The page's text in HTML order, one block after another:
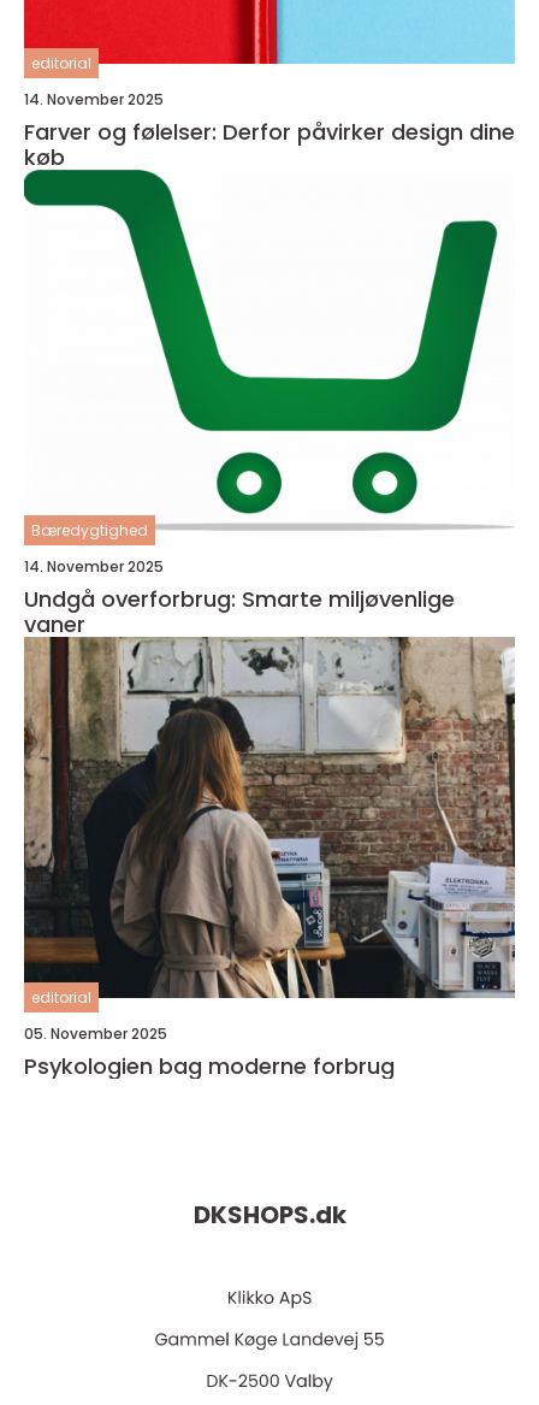
editorial
14. November 2025
Farver og følelser: Derfor påvirker design dine
køb
Bæredygtighed
14. November 2025
Undgå overforbrug: Smarte miljøvenlige
vaner
editorial
05. November 2025
Psykologien bag moderne forbrug
DKSHOPS.dk